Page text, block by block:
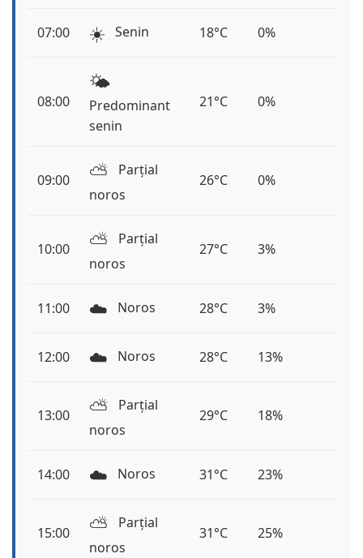
07:00 ☀️ Senin 18°C 0%
08:00
🌤️
Predominant
senin
21°C 0%
09:00 ⛅️
Parțial
noros
26°C 0%
10:00 ⛅️
Parțial
noros
27°C 3%
11:00 ☁️ Noros 28°C 3%
12:00 ☁️ Noros 28°C 13%
13:00 ⛅️
Parțial
noros
29°C 18%
14:00 ☁️ Noros 31°C 23%
15:00 ⛅️
Parțial
noros
31°C 25%